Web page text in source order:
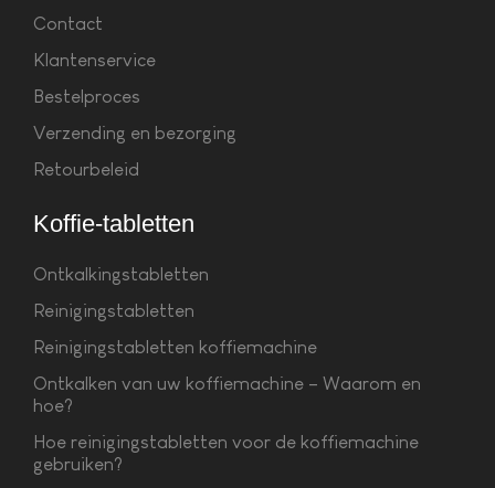
Contact
Klantenservice
Bestelproces
Verzending en bezorging
Retourbeleid
Koffie-tabletten
Ontkalkingstabletten
Reinigingstabletten
Reinigingstabletten koffiemachine
Ontkalken van uw koffiemachine – Waarom en
hoe?
Hoe reinigingstabletten voor de koffiemachine
gebruiken?